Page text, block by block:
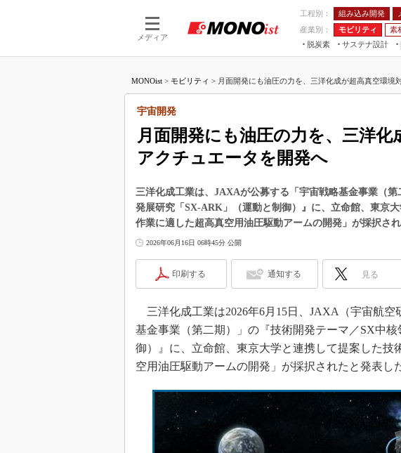
メディア
工程別： 組み込み開発
産業別：
モビリティ 素
脱炭素
サステナ設計
つながる工場AI×設備保全
IIFES
人テ
日本
産業
MONOist > モビリティ > 月面開発にも油圧の力を、三洋化成が超高真空環境対
月面開発にも油圧の力を、三洋化
アクチュエータを開発へ
宇宙開発
三洋化成工業は、JAXAが公募する「宇宙戦略基金事業（
発展研究「SX-ARK」（運動と制御）』に、立命館、東京
作業に適した超高真空用油圧駆動アームの開発」が採択され
2026年06月16日 06時45分 公開
印刷する 通知する 見る
三洋化成工業は2026年6月15日、JAXA（宇宙航空
基金事業（第二期）」の『技術開発テーマ／SX中
御）』に、立命館、東京大学と連携して提案した技
空用油圧駆動アームの開発」が採択されたと発表し